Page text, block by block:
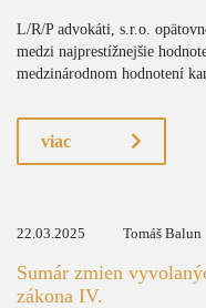
L/R/P advokáti, s.r.o.
medzi najprestížnejšie
medzinárodnom hodnotení
viac
22.03.2025 Tomáš Balun
Sumár zmien
zákona IV.